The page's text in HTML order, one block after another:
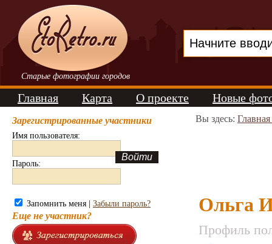
Старые фотографии городов
Главная Карта О проекте Новые
Зарегистрированные участники
Имя пользователя:
Пароль:
Запомнить меня | Забыли пароль?
Еще не участник?
Вы здесь:
Ольга
Профиль